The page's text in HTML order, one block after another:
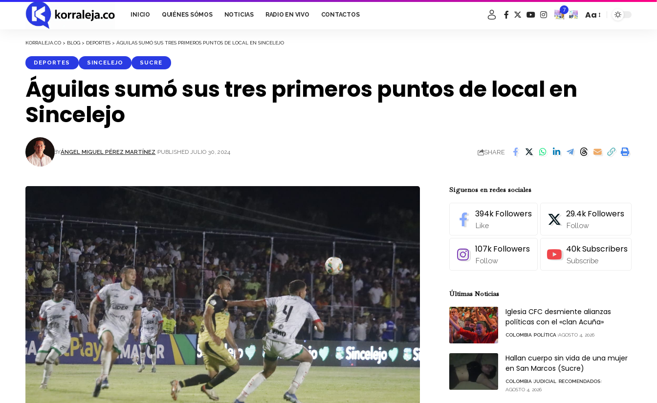
INICIO QUIÉNES SÓMOS NOTICIAS RADIO EN VIVO CONTACTOS
7
Font
Aa
KORRALEJA.CO > BLOG > DEPORTES > ÁGUILAS SUMÓ SUS TRES PRIMEROS PUNTOS DE LOCAL EN SINCELEJO
DEPORTES SINCELEJO SUCRE
Águilas sumó sus tres primeros puntos de local en
Sincelejo
BYÁNGEL MIGUEL PÉREZ MARTÍNEZ PUBLISHED JULIO 30, 2024 SHARE
Síguenos en redes sociales
394kFollowers
Like
29.4kFollowers
Follow
107kFollowers
Follow
40kSubscribers
Subscribe
Últimas Noticias
Iglesia CFC desmiente alianzas
políticas con el «clan Acuña»
COLOMBIA POLÍTICA AGOSTO 4, 2026
Hallan cuerpo sin vida de una mujer
en San Marcos (Sucre)
COLOMBIA JUDICIAL
RECOMENDADOS
AGOSTO 4, 2026